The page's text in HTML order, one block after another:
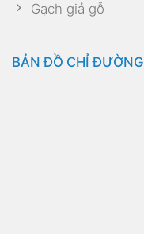
Gạch giả gỗ
BẢN ĐỒ CHỈ ĐƯỜNG